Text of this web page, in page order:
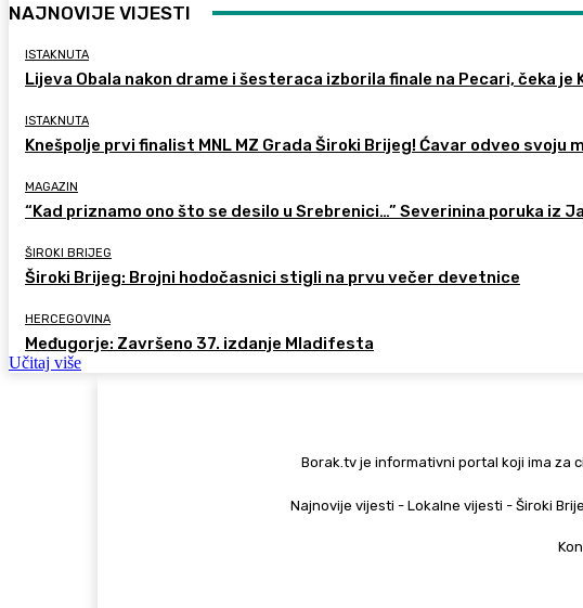
NAJNOVIJE VIJESTI
ISTAKNUTA
Lijeva Obala nakon drame i šesteraca izborila finale na Pecari, čeka je
ISTAKNUTA
Knešpolje prvi finalist MNL MZ Grada Široki Brijeg! Ćavar odveo svoju
MAGAZIN
“Kad priznamo ono što se desilo u Srebrenici…” Severinina poruka iz
ŠIROKI BRIJEG
Široki Brijeg: Brojni hodočasnici stigli na prvu večer devetnice
HERCEGOVINA
Međugorje: Završeno 37. izdanje Mladifesta
Učitaj više
Borak.tv je informativni portal koji ima za
Najnovije vijesti - Lokalne vijesti - Široki